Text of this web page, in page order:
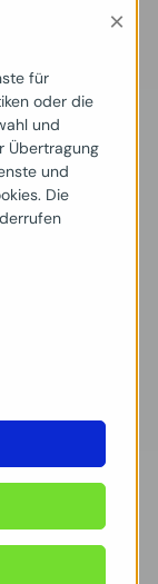
wir es
und
Welt
natürlich
×
für
oder die
und
Übertragung
und
Die